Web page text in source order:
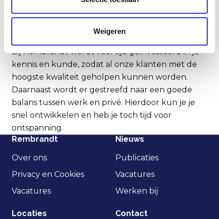
Weigeren
Dit maakt Rembrandt uniek voor
Bij Rembrandt wordt veel tijd geïnvesteerd in je
kennis en kunde, zodat al onze klanten met de
hoogste kwaliteit geholpen kunnen worden.
Daarnaast wordt er gestreefd naar een goede
balans tussen werk en privé. Hierdoor kun je je
snel ontwikkelen en heb je toch tijd voor
ontspanning.
Rembrandt
Over ons
Privacy en Cookies
Vacatures
Nieuws
Publicaties
Vacatures
Werken bij
Locaties Contact